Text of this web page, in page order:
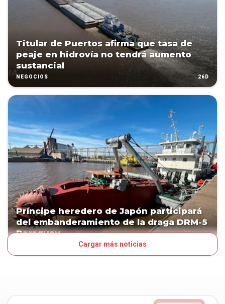
Titular de Puertos afirma que tasa de
peaje en hidrovía no tendrá aumento
sustancial
NEGOCIOS 26D
Príncipe heredero de Japón participará
del embanderamiento de la draga DRM-5
Paraguay
Cargar más noticias